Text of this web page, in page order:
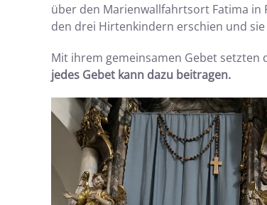
über den Marienwallfahrtsort Fatima in
den drei Hirtenkindern erschien und
Mit ihrem gemeinsamen Gebet setzten
jedes Gebet kann dazu beitragen.